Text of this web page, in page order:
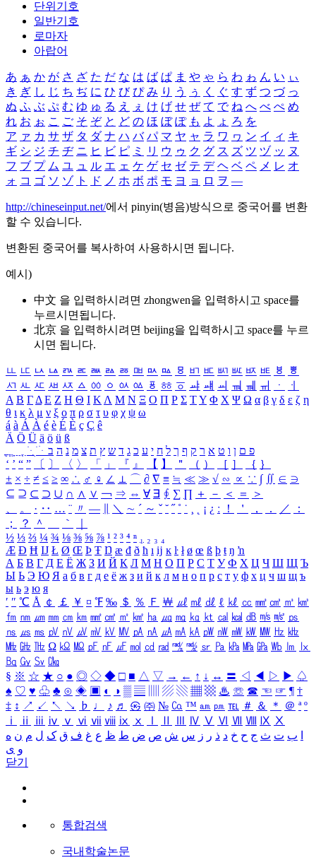
단위기호
일반기호
로마자
아랍어
あ ぁ か が さ ざ た だ な は ば ぱ ま や ゃ ら わ ゎ ん い ぃ
き ぎ し じ ち ぢ に ひ び ぴ み り う ぅ く ぐ す ず つ づ っ
ぬ ふ ぶ ぷ む ゆ ゅ る え ぇ け げ せ ぜ て で ね へ べ ぺ め
れ お ぉ こ ご そ ぞ と ど の ほ ぼ ぽ も よ ょ ろ を
ア ァ カ サ ザ タ ダ ナ ハ バ パ マ ヤ ャ ラ ワ ヮ ン イ ィ キ
ギ シ ジ チ ヂ ニ ヒ ビ ピ ミ リ ウ ゥ ク グ ス ズ ツ ヅ ッ ヌ
フ ブ プ ム ユ ュ ル エ ェ ケ ゲ セ ゼ テ デ ヘ ベ ペ メ レ オ
ォ コ ゴ ソ ゾ ト ド ノ ホ ボ ポ モ ヨ ョ ロ ヲ ―
http://chineseinput.net/에서 pinyin(병음)방식으로 중국어를 변환
할 수 있습니다.
변환된 중국어를 복사하여 사용하시면 됩니다.
예시)
中文 을 입력하시려면 zhongwen을 입력하시고 space를
누르시면됩니다.
北京 을 입력하시려면 beijing을 입력하시고 space를 누르
시면 됩니다.
ㅥ ㅦ ㅧ ㅨ ㅩ ㅪ ㅫ ㅬ ㅭ ㅮ ㅯ ㅰ ㅱ ㅲ ㅳ ㅴ ㅵ ㅶ ㅷ ㅸ
ㅹ
ㅺ ㅻ ㅼ ㅽ ㅾ ㅿ ㆀ ㆁ ㆂ ㆃ ㆄ ㆅ ㆆ ㆇ ㆈ ㆉ ㆊ ㆋ ㆌ ㆍ
ㆎ
Α Β ΓΔ Ε Ζ Η Θ Ι ΚΛ Μ Ν Ξ Ο Π Ρ Σ ΤΥ Φ Χ Ψ Ω α β γ δ ε ζ η
θ ι κ λ μ ν ξ ο π ρ σ τ υ φ χ ψ ω
á à Á À é è É È ç Ç ê
Ä Ö Ü ä ö ü ß
ִֶֹ ֻּ ׁׂ פ ם ן ו ט א ר ק ף ך ל ח י ע כ ג ד ש ץ ת צ מ נ ה ב
‘ ’ “ ” 〔 〕 〈 〉 「 」 『 』 【 】 ＂ （ ） ［ ］ ｛ ｝
± × ÷ ≠ ≤ ≥ ∞ ∴ ♂ ♀ ∠ ⊥ ⌒ ∂ ∇ ≡ ≒ ≪ ≫ √ ∽ ∝ ∵ ∫ ∬ ∈ ∋
⊆ ⊇ ⊂ ⊃ ∪ ∩ ∧ ∨ ￢ ⇒ ⇔ ∀ ∃ ∮ ∑ ∏ ＋ － ＜ ＝
＞
、
。 · ‥ … ¨ 〃 ― ＼ ∼ ´ ～ ˇ ˘ ˝ ˚ ˙ ¸ ¡ ¿ ː ！ ＇ ， ． ／
：
；
？ ＾ ｀
½ ⅓ ⅔ ¼ ¾ ⅛ ⅜ ⅝ ⅞ ¹ ² ³ ⁴ ⁿ ₁ ₂ ₃ ₄
Æ Ð Ħ Ĳ Ł Ø Œ Þ Ŧ Ŋ æ đ ð ħ ı ĳ ĸ ŀ ł ø œ ß þ ŧ ŋ ŉ
А Б В Г Д Е Ё Ж З И Й К Л М Н О П Р С Т У Ф Х Ц Ч Ш Щ Ъ
Ы Ь Э Ю Я а б в г д е ё ж з и й к л м н о п р с т у ф х ц ч ш щ ъ
ы ь э ю я
′ ″ ℃ Å ￠ ￡ ￥ ¤ ℉ ‰ ＄ ％ Ｆ ￦ ㎕ ㎖ ㎗ ℓ ㎘ ㏄ ㎣ ㎤ ㎥ ㎦
㎙ ㎚ ㎛ ㎜ ㎝ ㎞ ㎟ ㎠ ㎡ ㎢ ㏊ ㎍ ㎎ ㎏ ㏏ ㎈ ㎉ ㏈ ㎧ ㎨ ㎰
㎱ ㎲ ㎳ ㎴ ㎵ ㎶ ㎷ ㎸ ㎹ ㎀ ㎁ ㎂ ㎃ ㎄ ㎺ ㎻ ㎽ ㎾ ㎿ ㎐ ㎑
㎒ ㎓ ㎔ Ω ㏀ ㏁ ㎊ ㎋ ㎌ ㏖ ㏅ ㎭ ㎮ ㎯ ㏛ ㎩ ㎪ ㎫ ㎬ ㏝ ㏐
㏓
㏃ ㏉ ㏜ ㏆
§ ※ ☆ ★ ○ ● ◎ ◇ ◆ □ ■ △ ▽ → ← ↑ ↓ ↔ 〓 ◁ ◀ ▷ ▶ ♤
♠ ♡ ♥ ♧ ♣ ⊙ ◈ ▣ ◐ ◑ ▒ ▤ ▨ ▧ ▦ ▩ ♨ ☏ ☎ ☜ ☞ ¶ †
‡ ↕ ↗ ↙ ↖ ↘ ♭ ♩ ♪ ♬ ㉿ ㈜ № ㏇ ™ ㏂ ㏘ ℡ ＃ ＆ ＊ ＠ ª º
ⅰ
ⅱ ⅲ ⅳ ⅴ ⅵ ⅶ ⅷ ⅸ ⅹ Ⅳ Ⅴ Ⅵ Ⅶ Ⅷ Ⅸ Ⅹ
ب ت ث ج ح خ د ذ ر ز س ش ص ض ط ظ ع غ ف ق ک ل م ن ه
و ی
닫기
통합검색
국내학술논문